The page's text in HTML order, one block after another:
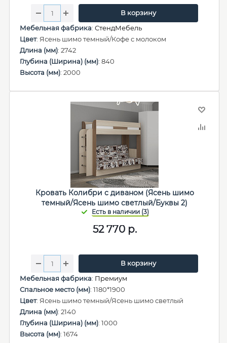
В корзину
Мебельная фабрика: СтендМебель
Цвет: Ясень шимо темный/Кофе с молоком
Длина (мм): 2742
Глубина (Ширина) (мм): 840
Высота (мм): 2000
Кровать Колибри с диваном (Ясень шимо
темный/Ясень шимо светлый/Буквы 2)
52 770р.
В корзину
Мебельная фабрика: Премиум
Спальное место (мм): 1180*1900
Цвет: Ясень шимо темный/Ясень шимо светлый
Длина (мм): 2140
Глубина (Ширина) (мм): 1000
Высота (мм): 1674